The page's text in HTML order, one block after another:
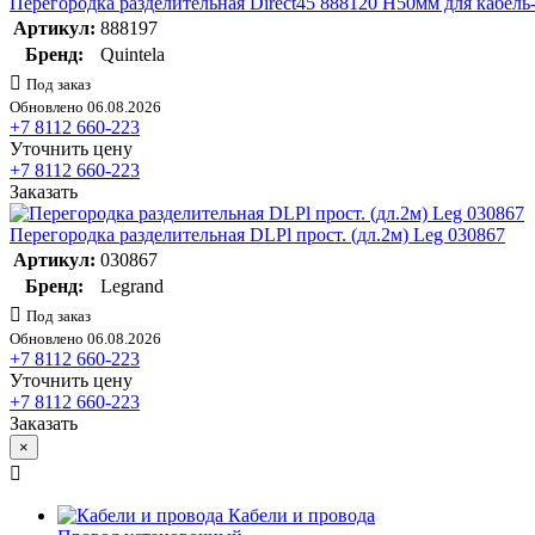
Артикул: 888197
Бренд:
Quintela
Под заказ
Обновлено 06.08.2026
+7 8112 660-223
Уточнить цену
+7 8112 660-223
Заказать
Перегородка разделительная DLPl прост. (дл.2м) Leg 030867
Артикул: 030867
Бренд:
Legrand
Под заказ
Обновлено 06.08.2026
+7 8112 660-223
Уточнить цену
+7 8112 660-223
Заказать
×
Кабели и провода